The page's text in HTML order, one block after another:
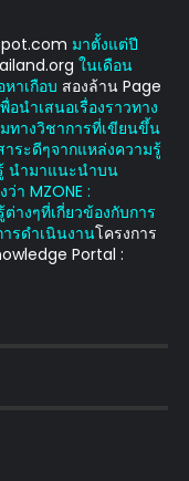
มาตั้งแต่ปี
ในเดือน
าเกือบ สองล้าน Page
นำเสนอเรื่องราวทาง
ทางวิชาการที่เขียนขึ้น
ระดีๆจากแหล่งความรู้
นำมาแนะนำบน
า MZONE :
างๆที่เกี่ยวข้องกับการ
รดำเนินงานโครงการ
Portal :